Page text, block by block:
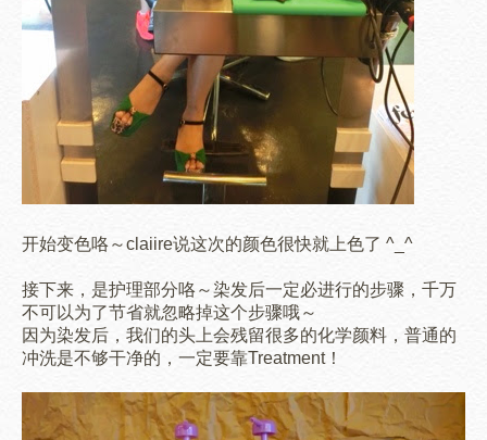
开始变色咯～claiire说这次的颜色很快就上色了 ^_^
接下来，是护理部分咯～染发后一定必进行的步骤，千万
不可以为了节省就忽略掉这个步骤哦～
因为染发后，我们的头上会残留很多的化学颜料，普通的
冲洗是不够干净的，一定要靠Treatment！